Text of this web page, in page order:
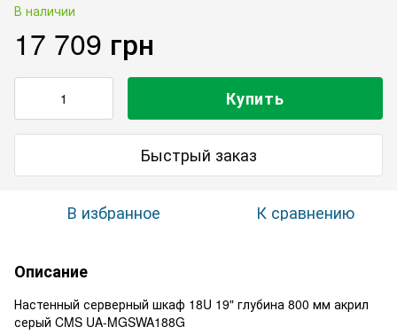
В наличии
17 709 грн
Купить
Быстрый заказ
В избранное К сравнению
Описание
Настенный серверный шкаф 18U 19" глубина 800 мм акрил
серый CMS UA-MGSWA188G